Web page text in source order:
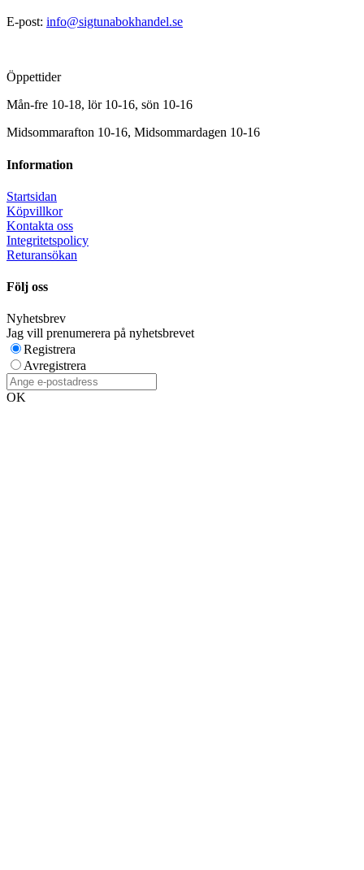
E-post: info@sigtunabokhandel.se
Öppettider
Mån-fre 10-18, lör 10-16, sön 10-16
Midsommarafton 10-16, Midsommardagen 10-16
Information
Startsidan
Köpvillkor
Kontakta oss
Integritetspolicy
Returansökan
Följ oss
Nyhetsbrev
Jag vill prenumerera på nyhetsbrevet
Registrera
Avregistrera
OK